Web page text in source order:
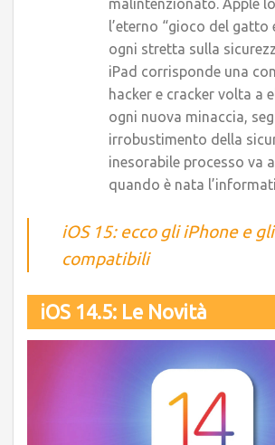
malintenzionato. Apple
l’eterno “gioco del gatto
ogni stretta sulla
iPad corrisponde una
hacker e cracker volta a
ogni nuova minaccia,
irrobustimento della
inesorabile processo va
quando è nata
iOS 15: ecco gli iPhone e
compatibili
iOS 14.5: Le Novità